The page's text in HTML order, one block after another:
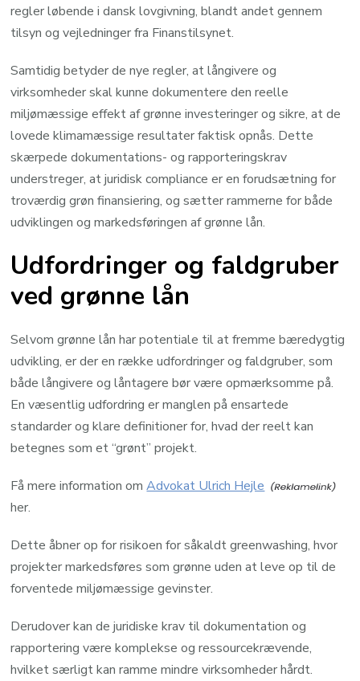
regler løbende i dansk lovgivning, blandt andet gennem
tilsyn og vejledninger fra Finanstilsynet.
Samtidig betyder de nye regler, at långivere og
virksomheder skal kunne dokumentere den reelle
miljømæssige effekt af grønne investeringer og sikre, at de
lovede klimamæssige resultater faktisk opnås. Dette
skærpede dokumentations- og rapporteringskrav
understreger, at juridisk compliance er en forudsætning for
troværdig grøn finansiering, og sætter rammerne for både
udviklingen og markedsføringen af grønne lån.
Udfordringer og faldgruber
ved grønne lån
Selvom grønne lån har potentiale til at fremme bæredygtig
udvikling, er der en række udfordringer og faldgruber, som
både långivere og låntagere bør være opmærksomme på.
En væsentlig udfordring er manglen på ensartede
standarder og klare definitioner for, hvad der reelt kan
betegnes som et “grønt” projekt.
Få mere information omAdvokat Ulrich Hejle
her.
Dette åbner op for risikoen for såkaldt greenwashing, hvor
projekter markedsføres som grønne uden at leve op til de
forventede miljømæssige gevinster.
Derudover kan de juridiske krav til dokumentation og
rapportering være komplekse og ressourcekrævende,
hvilket særligt kan ramme mindre virksomheder hårdt.